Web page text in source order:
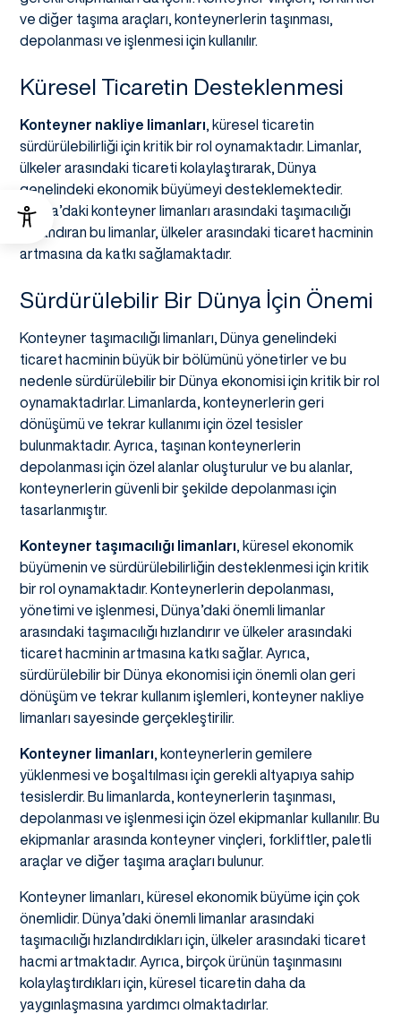
ve diğer taşıma araçları, konteynerlerin taşınması,
depolanması ve işlenmesi için kullanılır.
Küresel Ticaretin Desteklenmesi
Konteyner nakliye limanları , küresel ticaretin
sürdürülebilirliği için kritik bir rol oynamaktadır. Limanlar,
ülkeler arasındaki ticareti kolaylaştırarak, Dünya
genelindeki ekonomik büyümeyi desteklemektedir.
Dünya’daki konteyner limanları arasındaki taşımacılığı
hızlandıran bu limanlar, ülkeler arasındaki ticaret hacminin
artmasına da katkı sağlamaktadır.
Sürdürülebilir Bir Dünya İçin Önemi
Konteyner taşımacılığı limanları, Dünya genelindeki
ticaret hacminin büyük bir bölümünü yönetirler ve bu
nedenle sürdürülebilir bir Dünya ekonomisi için kritik bir rol
oynamaktadırlar. Limanlarda, konteynerlerin geri
dönüşümü ve tekrar kullanımı için özel tesisler
bulunmaktadır. Ayrıca, taşınan konteynerlerin
depolanması için özel alanlar oluşturulur ve bu alanlar,
konteynerlerin güvenli bir şekilde depolanması için
tasarlanmıştır.
Konteyner taşımacılığı limanları , küresel ekonomik
büyümenin ve sürdürülebilirliğin desteklenmesi için kritik
bir rol oynamaktadır. Konteynerlerin depolanması,
yönetimi ve işlenmesi, Dünya’daki önemli limanlar
arasındaki taşımacılığı hızlandırır ve ülkeler arasındaki
ticaret hacminin artmasına katkı sağlar. Ayrıca,
sürdürülebilir bir Dünya ekonomisi için önemli olan geri
dönüşüm ve tekrar kullanım işlemleri, konteyner nakliye
limanları sayesinde gerçekleştirilir.
Konteyner limanları , konteynerlerin gemilere
yüklenmesi ve boşaltılması için gerekli altyapıya sahip
tesislerdir. Bu limanlarda, konteynerlerin taşınması,
depolanması ve işlenmesi için özel ekipmanlar kullanılır. Bu
ekipmanlar arasında konteyner vinçleri, forkliftler, paletli
araçlar ve diğer taşıma araçları bulunur.
Konteyner limanları, küresel ekonomik büyüme için çok
önemlidir. Dünya’daki önemli limanlar arasındaki
taşımacılığı hızlandırdıkları için, ülkeler arasındaki ticaret
hacmi artmaktadır. Ayrıca, birçok ürünün taşınmasını
kolaylaştırdıkları için, küresel ticaretin daha da
yaygınlaşmasına yardımcı olmaktadırlar.